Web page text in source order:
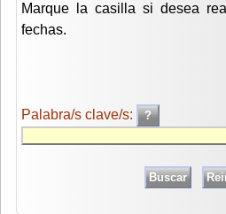
Marque la casilla si desea
fechas.
Palabra/s clave/s: